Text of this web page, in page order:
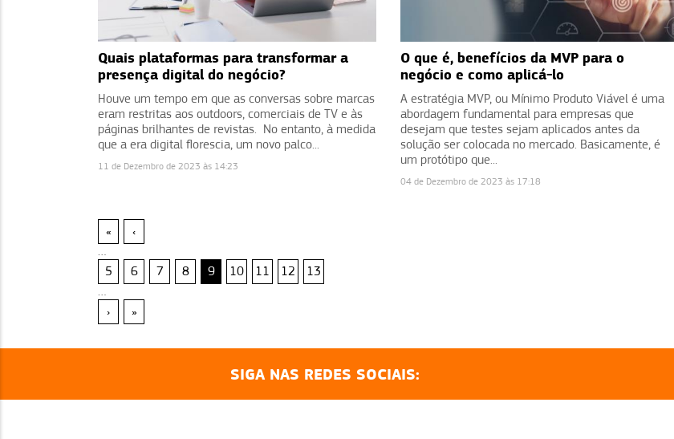
Quais plataformas para transformar a
presença digital do negócio?
Houve um tempo em que as conversas sobre marcas
eram restritas aos outdoors, comerciais de TV e às
páginas brilhantes de revistas. No entanto, à medida
que a era digital florescia, um novo palco...
11 de Dezembro de 2023 às 14:23
O que é, benefícios da MVP para o
negócio e como aplicá-lo
A estratégia MVP, ou Mínimo Produto Viável é uma
abordagem fundamental para empresas que
desejam que testes sejam aplicados antes da
solução ser colocada no mercado. Basicamente, é
um protótipo que...
04 de Dezembro de 2023 às 17:18
«
‹
…
5
6 7 8 9 10 11 12
13
…
›
»
SIGA NAS REDES SOCIAIS: